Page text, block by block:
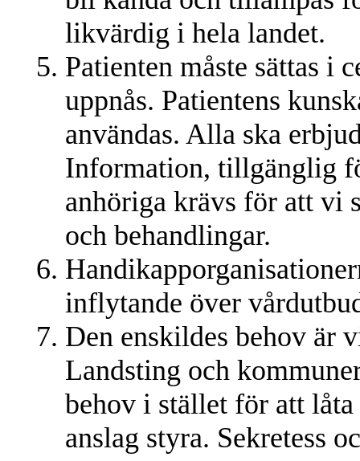
likvärdig i hela landet.
Patienten måste sättas i
uppnås. Patientens
användas. Alla ska
Information, tillgänglig
anhöriga krävs för att vi
och behandlingar.
inflytande över
Den enskildes behov är
Landsting och
behov i stället för att
anslag styra. Sekretess